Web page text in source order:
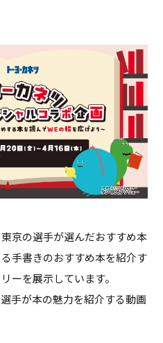
京の選手が選んだおすすめ本
手書きのおすすめ本を紹介す
ーを展示しています。
手が本の魅力を紹介する動画